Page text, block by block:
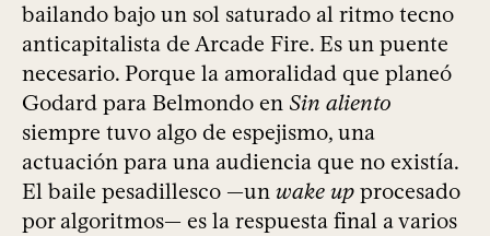
bailando bajo un sol saturado al ritmo tecno
anticapitalista de Arcade Fire. Es un puente
necesario. Porque la amoralidad que planeó
Godard para Belmondo en Sin aliento
siempre tuvo algo de espejismo, una
actuación para una audiencia que no existía.
El baile pesadillesco —un wake up procesado
por algoritmos— es la respuesta final a varios